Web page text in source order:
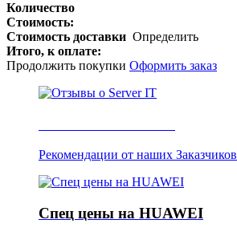
Количество
Стоимость:
Стоимость доставки Определить
Итого, к оплате:
Продолжить покупки Оформить заказ
Рекомендации от наших Заказчиков
Спец цены на HUAWEI